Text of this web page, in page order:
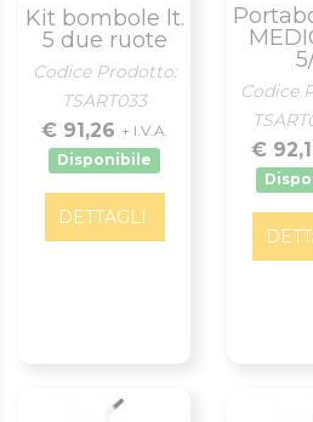
Kit bombole lt.
5 due ruote
Codice Prodotto:
TSART033
€ 91,26 + I.V.A.
Disponibile
DETTAGLI
Codice
€